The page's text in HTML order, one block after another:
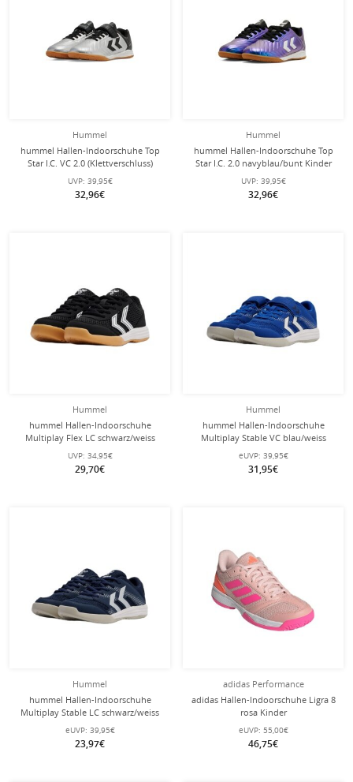
Hummel
hummel Hallen-Indoorschuhe Top
Star I.C. VC 2.0 (Klettverschluss)
silver/schwarz Kinder
UVP: 39,95€
32,96€
Hummel
hummel Hallen-Indoorschuhe Top
Star I.C. 2.0 navyblau/bunt Kinder
UVP: 39,95€
32,96€
Hummel
hummel Hallen-Indoorschuhe
Multiplay Flex LC schwarz/weiss
Kinder
UVP: 34,95€
29,70€
Hummel
hummel Hallen-Indoorschuhe
Multiplay Stable VC blau/weiss
Kinder
eUVP: 39,95€
31,95€
Hummel
hummel Hallen-Indoorschuhe
Multiplay Stable LC schwarz/weiss
Kinder
eUVP: 39,95€
23,97€
adidas Performance
adidas Hallen-Indoorschuhe Ligra 8
rosa Kinder
eUVP: 55,00€
46,75€